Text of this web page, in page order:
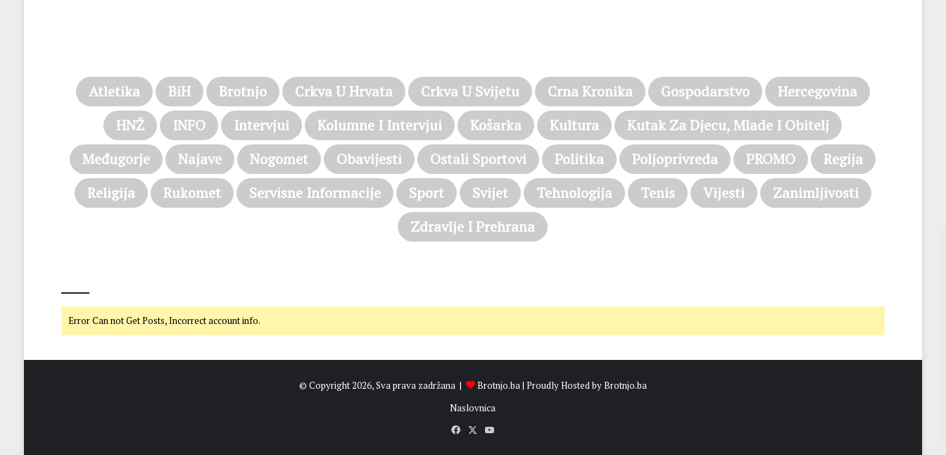
Atletika BiH Brotnjo Crkva U Hrvata Crkva U Svijetu Crna Kronika Gospodarstvo
Hercegovina
HNŽ
INFO Intervjui Kolumne I Intervjui Košarka Kultura
Kutak Za Djecu, Mlade I Obitelj
Međugorje
Najave Nogomet Obavijesti Ostali Sportovi Politika Poljoprivreda PROMO
Regija
Religija
Rukomet Servisne Informacije Sport Svijet Tehnologija Tenis Vijesti
Zanimljivosti
Zdravlje I Prehrana
Error Can not Get Posts, Incorrect account info.
© Copyright 2026, Sva prava zadržana | Brotnjo.ba| Proudly Hosted byBrotnjo.ba
Naslovnica
FacebookYouTube